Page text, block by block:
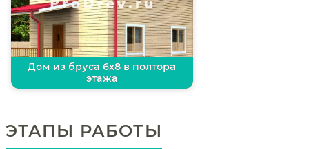
Дом из бруса 6х8 в полтора
этажа
ЭТАПЫ РАБОТЫ